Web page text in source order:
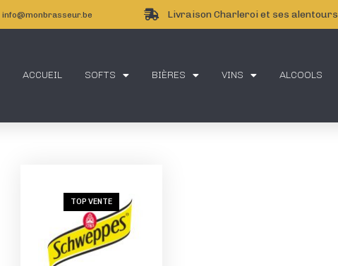
info@monbrasseur.be Livraison Charleroi et ses alentours
ACCUEIL SOFTS BIÈRES VINS ALCOOLS
TOP VENTE